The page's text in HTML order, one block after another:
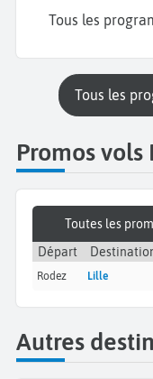
Tous les
Tous les
Promos vols
Toutes les
Départ
Rodez Lille
Autres